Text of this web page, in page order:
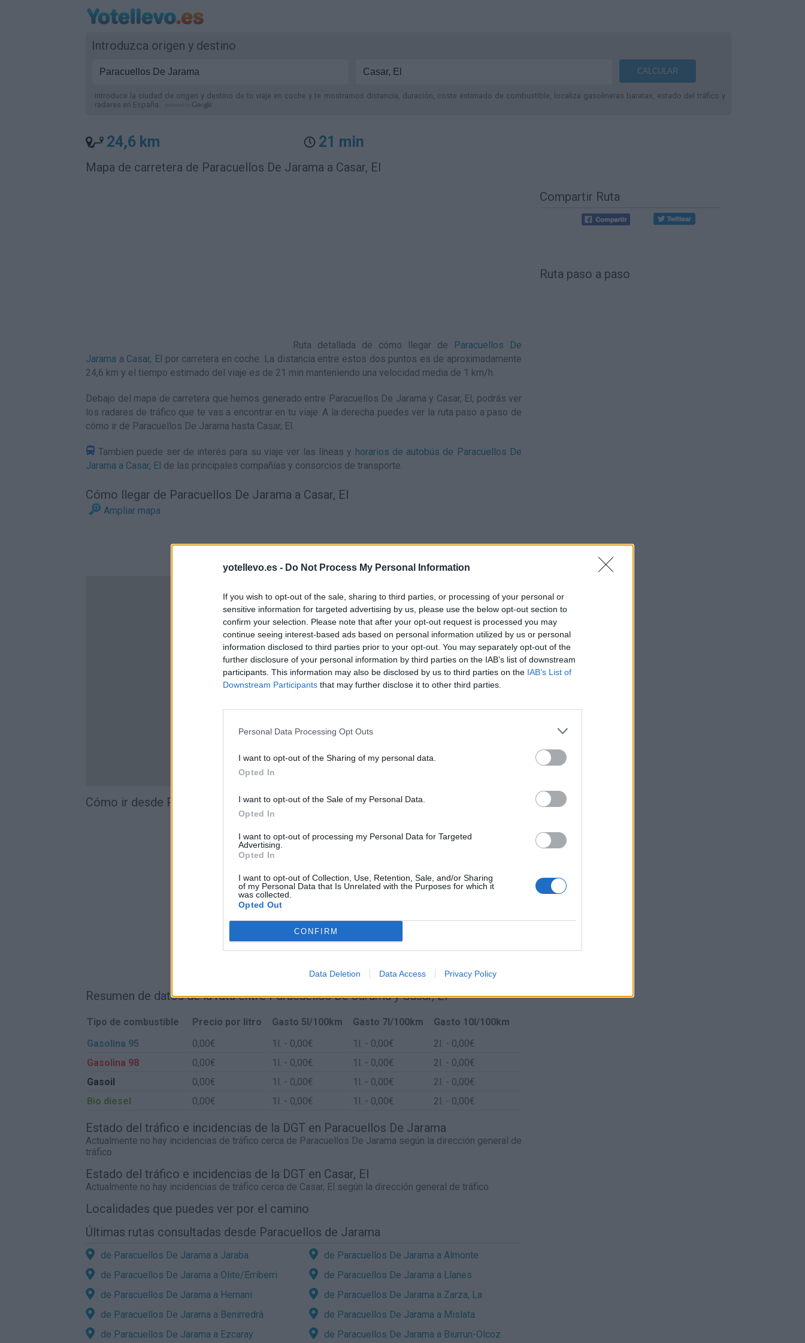
yotellevo.es - Do Not Process My Personal Information
If you wish to opt-out of the sale, sharing to third parties, or processing of your personal or
sensitive information for targeted advertising by us, please use the below opt-out section to
confirm your selection. Please note that after your opt-out request is processed you may
continue seeing interest-based ads based on personal information utilized by us or personal
information disclosed to third parties prior to your opt-out. You may separately opt-out of the
further disclosure of your personal information by third parties on the IAB’s list of downstream
participants. This information may also be disclosed by us to third parties on the IAB’s List of
Downstream Participants that may further disclose it to other third parties.
Personal Data Processing Opt Outs
I want to opt-out of the Sharing of my personal data.
Opted In
I want to opt-out of the Sale of my Personal Data.
Opted In
I want to opt-out of processing my Personal Data for Targeted
Advertising.
Opted In
I want to opt-out of Collection, Use, Retention, Sale, and/or Sharing
of my Personal Data that Is Unrelated with the Purposes for which it
was collected.
Opted Out
CONFIRM
Data Deletion Data Access Privacy Policy
Introduzca origen y destino
Introduce la ciudad de origen y destino de tu viaje en coche y te mostramos distancia, duración, coste estimado de combustible, localiza gasolineras baratas, estado del tráfico y
radares en España.
24,6 km 21 min
Mapa de carretera de Paracuellos De Jarama a Casar, El
Ruta detallada de cómo llegar de
Paracuellos De
Jarama a Casar, El por carretera en coche. La distancia entre estos dos puntos es de aproximadamente
24,6 km y el tiempo estimado del viaje es de 21 min manteniendo una velocidad media de 1 km/h.
Debajo del mapa de carretera que hemos generado entre Paracuellos De Jarama y Casar, El, podrás ver
los radares de tráfico que te vas a encontrar en tu viaje. A la derecha puedes ver la ruta paso a paso de
cómo ir de Paracuellos De Jarama hasta Casar, El.
Tambien puede ser de interés para su viaje ver las líneas y horarios de autobús de Paracuellos De
Jarama a Casar, El de las principales compañías y consorcios de transporte.
Cómo llegar de Paracuellos De Jarama a Casar, El
Ampliar mapa
Cómo ir desde Paracuellos De Jarama a Casar, El
Resumen de datos de la ruta entre Paracuellos De Jarama y Casar, El
Tipo de combustible Precio por litro Gasto 5l/100km Gasto 7l/100km
Gasto 10l/100km
Gasolina 95
0,00€ 1 l. - 0,00€ 1 l. - 0,00€ 2l. - 0,00€
Gasolina 98
0,00€ 1 l. - 0,00€ 1 l. - 0,00€ 2l. - 0,00€
Gasoil
0,00€ 1 l. - 0,00€ 1 l. - 0,00€ 2l. - 0,00€
Bio diesel
0,00€ 1 l. - 0,00€ 1 l. - 0,00€ 2l. - 0,00€
Estado del tráfico e incidencias de la DGT en Paracuellos De Jarama
Actualmente no hay incidencias de tráfico cerca de Paracuellos De Jarama según la dirección general de
tráfico
Estado del tráfico e incidencias de la DGT en Casar, El
Actualmente no hay incidencias de tráfico cerca de Casar, El según la dirección general de tráfico
Localidades que puedes ver por el camino
Últimas rutas consultadas desde Paracuellos de Jarama
de Paracuellos De Jarama a Jaraba
de Paracuellos De Jarama a Almonte
de Paracuellos De Jarama a Olite/Erriberri
de Paracuellos De Jarama a Llanes
de Paracuellos De Jarama a Hernani
de Paracuellos De Jarama a Zarza, La
de Paracuellos De Jarama a Benirredrà
de Paracuellos De Jarama a Mislata
de Paracuellos De Jarama a Ezcaray
de Paracuellos De Jarama a Biurrun-Olcoz
Compartir Ruta
Ruta paso a paso